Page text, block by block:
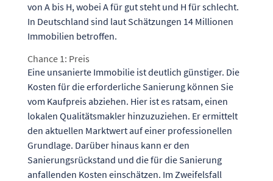
von A bis H, wobei A für gut steht und H für schlecht.
In Deutschland sind laut Schätzungen 14 Millionen
Immobilien betroffen.
Chance 1: Preis
Eine unsanierte Immobilie ist deutlich günstiger. Die
Kosten für die erforderliche Sanierung können Sie
vom Kaufpreis abziehen. Hier ist es ratsam, einen
lokalen Qualitätsmakler hinzuzuziehen. Er ermittelt
den aktuellen Marktwert auf einer professionellen
Grundlage. Darüber hinaus kann er den
Sanierungsrückstand und die für die Sanierung
anfallenden Kosten einschätzen. Im Zweifelsfall